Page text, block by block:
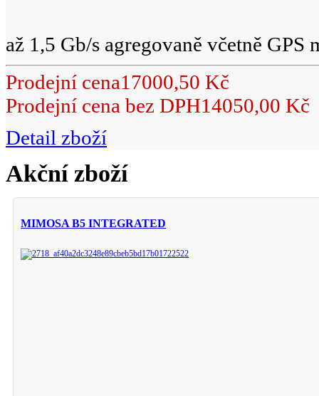
až 1,5 Gb/s agregovaně včetně GPS
Prodejní cena17000,50 Kč
Prodejní cena bez DPH14050,00 Kč
Detail zboží
Akční zboží
MIMOSA B5 INTEGRATED